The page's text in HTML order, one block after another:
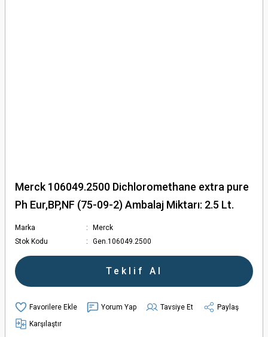
Merck 106049.2500 Dichloromethane extra pure
Ph Eur,BP,NF (75-09-2) Ambalaj Miktarı: 2.5 Lt.
Marka
Merck
Stok Kodu
Gen.106049.2500
Teklif Al
Yorum Yap Tavsiye Et
Paylaş
Karşılaştır